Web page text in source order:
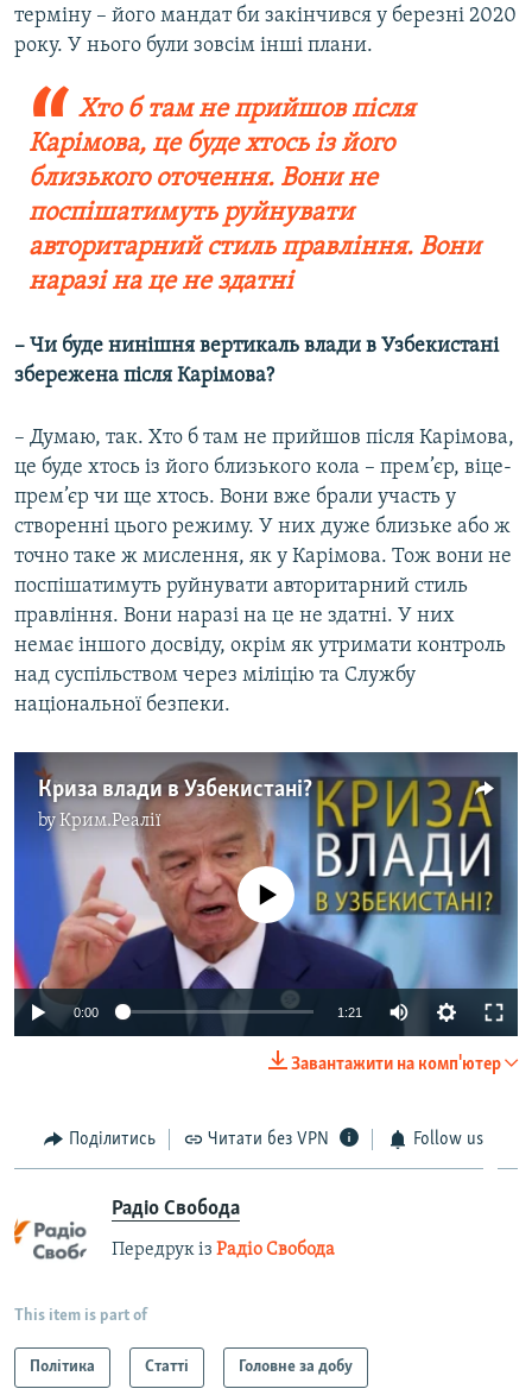
терміну – його мандат би закінчився у березні 2020
року. У нього були зовсім інші плани.
Хто б там не прийшов після
Карімова, це буде хтось із його
близького оточення. Вони не
поспішатимуть руйнувати
авторитарний стиль правління. Вони
наразі на це не здатні
– Чи буде нинішня вертикаль влади в Узбекистані
збережена після Карімова?
– Думаю, так. Хто б там не прийшов після Карімова,
це буде хтось із його близького кола – прем’єр, віце-
прем’єр чи ще хтось. Вони вже брали участь у
створенні цього режиму. У них дуже близьке або ж
точно таке ж мислення, як у Карімова. Тож вони не
поспішатимуть руйнувати авторитарний стиль
правління. Вони наразі на це не здатні. У них
немає іншого досвіду, окрім як утримати контроль
над суспільством через міліцію та Службу
національної безпеки.
Криза влади в Узбекистані?
byКрим.Реалії
No media source currently available
0:00 1:21
Завантажити на комп'ютер
Поділитись Читати без VPN Follow us
Радіо Свобода
Передрук із Радіо Свобода
This item is part of
Політика Статті Головне за добу